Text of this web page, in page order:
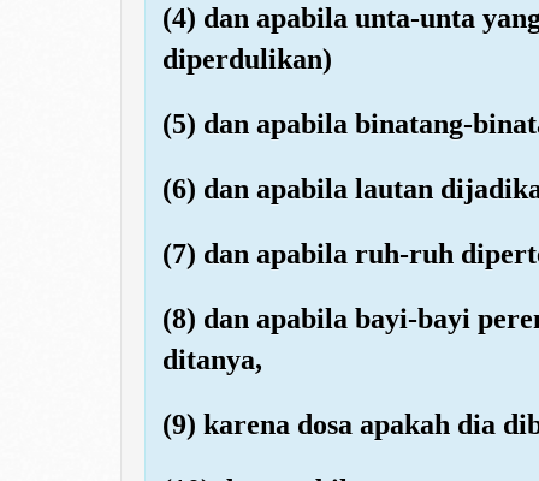
(4) dan apabila unta-unta
diperdulikan)
(5) dan apabila binatang-
(6) dan apabila lautan
(7) dan apabila ruh-ruh
(8) dan apabila bayi-bayi
ditanya,
(9) karena dosa apakah dia